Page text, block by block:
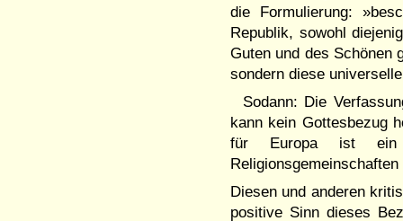
die Formulierung:
Republik, sowohl
Guten und des Schönen
sondern diese
Sodann: Die
kann kein Gottesbezug
für Europa ist ein
Diesen und anderen
positive Sinn dieses